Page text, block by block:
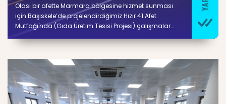
Olası bir afette Marmara bölgesine hizmet sunması
için Başiskele’de projelendirdiğimiz Hızır 41 Afet
Mutfağı'nda (Gıda Üretim Tesisi Projesi) çalışmalar
tesiste kuru ve soğuk depo alanları, gıda hazırlık,